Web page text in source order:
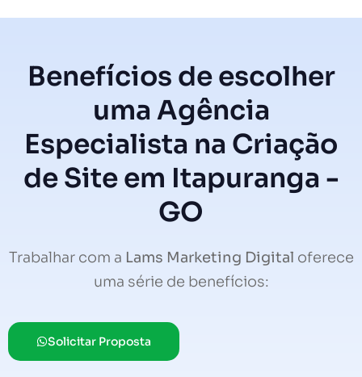
Benefícios de escolher
uma Agência
Especialista na Criação
de Site em Itapuranga -
GO
Trabalhar com a Lams Marketing Digital oferece
uma série de benefícios:
Solicitar Proposta